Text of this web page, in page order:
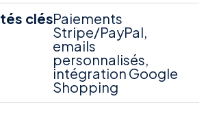
Paiements
Stripe/PayPal,
emails
personnalisés,
intégration Google
Shopping